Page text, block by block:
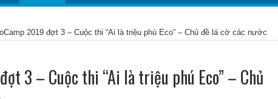
2019 đợt 3 – Cuộc thi “Ai là triệu phú Eco” – Chủ đề lá cờ các nước
3 – Cuộc thi “Ai là triệu phú Eco” – Chủ